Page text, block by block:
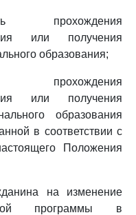
прохождения
или получения
образования;
прохождения
или получения
образования
в соответствии с
Положения
на изменение
программы в